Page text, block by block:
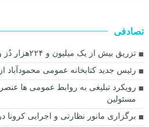
تصادفی
تزریق بیش از یک میلیون و ۲۲۴هزار دُز واکسن کرونا در مازندران
رئیس جدید کتابخانه عمومی محمودآباد
رویکرد تبلیغی به روابط عمومی ها
مسئولین
برگزاری مانور نظارتی و اجرایی کرونا